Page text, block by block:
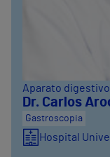
Aparato digestivo
Dr. Carlos
Gastroscopia
Hospital